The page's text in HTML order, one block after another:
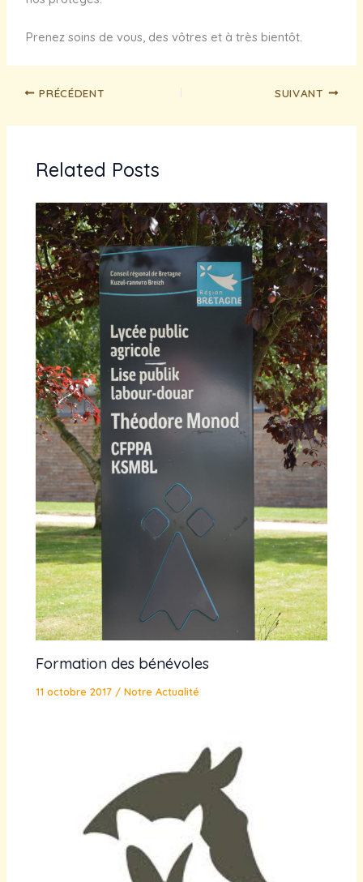
Prenez soins de vous, des vôtres et à très bientôt.
PRÉCÉDENT SUIVANT
Related Posts
Formation des bénévoles
11 octobre 2017 /Notre Actualité